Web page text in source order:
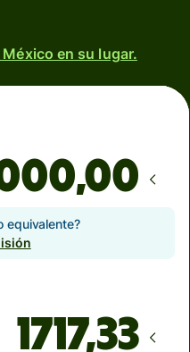
en su lugar.
,00
equivalente?